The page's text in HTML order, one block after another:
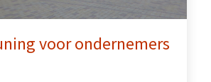
voor ondernemers